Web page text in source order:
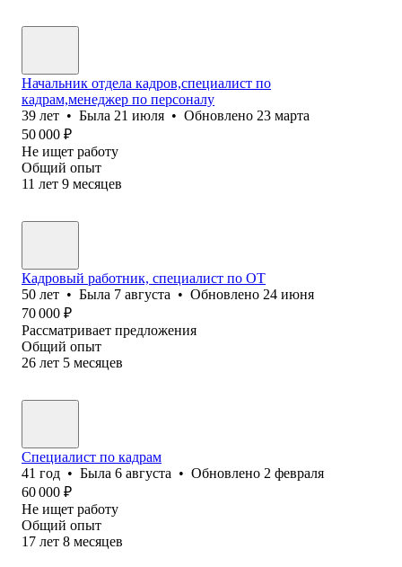
Начальник отдела кадров,специалист по
кадрам,менеджер по персоналу
39 лет • Была 21 июля • Обновлено 23 марта
50 000 ₽
Не ищет работу
Общий опыт
11 лет 9 месяцев
Кадровый работник, специалист по ОТ
50 лет • Была 7 августа • Обновлено 24 июня
70 000 ₽
Рассматривает предложения
Общий опыт
26 лет 5 месяцев
Специалист по кадрам
41 год • Была 6 августа • Обновлено 2 февраля
60 000 ₽
Не ищет работу
Общий опыт
17 лет 8 месяцев